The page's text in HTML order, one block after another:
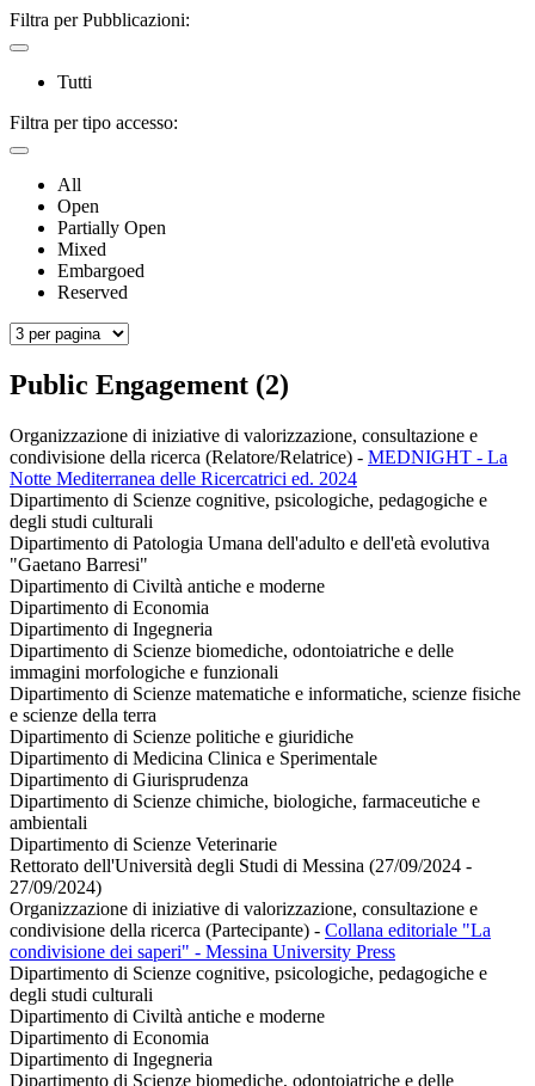
Filtra per Pubblicazioni:
Tutti
Filtra per tipo accesso:
All
Open
Partially Open
Mixed
Embargoed
Reserved
Public Engagement (2)
Organizzazione di iniziative di valorizzazione, consultazione e
condivisione della ricerca (Relatore/Relatrice) - MEDNIGHT - La
Notte Mediterranea delle Ricercatrici ed. 2024
Dipartimento di Scienze cognitive, psicologiche, pedagogiche e
degli studi culturali
Dipartimento di Patologia Umana dell'adulto e dell'età evolutiva
"Gaetano Barresi"
Dipartimento di Civiltà antiche e moderne
Dipartimento di Economia
Dipartimento di Ingegneria
Dipartimento di Scienze biomediche, odontoiatriche e delle
immagini morfologiche e funzionali
Dipartimento di Scienze matematiche e informatiche, scienze fisiche
e scienze della terra
Dipartimento di Scienze politiche e giuridiche
Dipartimento di Medicina Clinica e Sperimentale
Dipartimento di Giurisprudenza
Dipartimento di Scienze chimiche, biologiche, farmaceutiche e
ambientali
Dipartimento di Scienze Veterinarie
Rettorato dell'Università degli Studi di Messina (27/09/2024 -
27/09/2024)
Organizzazione di iniziative di valorizzazione, consultazione e
condivisione della ricerca (Partecipante) - Collana editoriale "La
condivisione dei saperi" - Messina University Press
Dipartimento di Scienze cognitive, psicologiche, pedagogiche e
degli studi culturali
Dipartimento di Civiltà antiche e moderne
Dipartimento di Economia
Dipartimento di Ingegneria
Dipartimento di Scienze biomediche, odontoiatriche e delle